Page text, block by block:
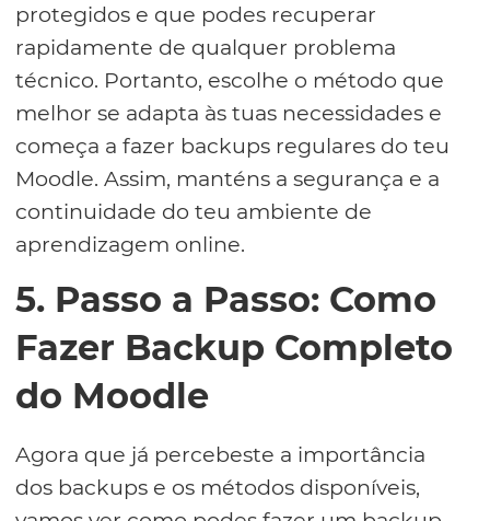
protegidos e que podes recuperar
rapidamente de qualquer problema
técnico. Portanto, escolhe o método que
melhor se adapta às tuas necessidades e
começa a fazer backups regulares do teu
Moodle. Assim, manténs a segurança e a
continuidade do teu ambiente de
aprendizagem online.
5. Passo a Passo: Como
Fazer Backup Completo
do Moodle
Agora que já percebeste a importância
dos backups e os métodos disponíveis,